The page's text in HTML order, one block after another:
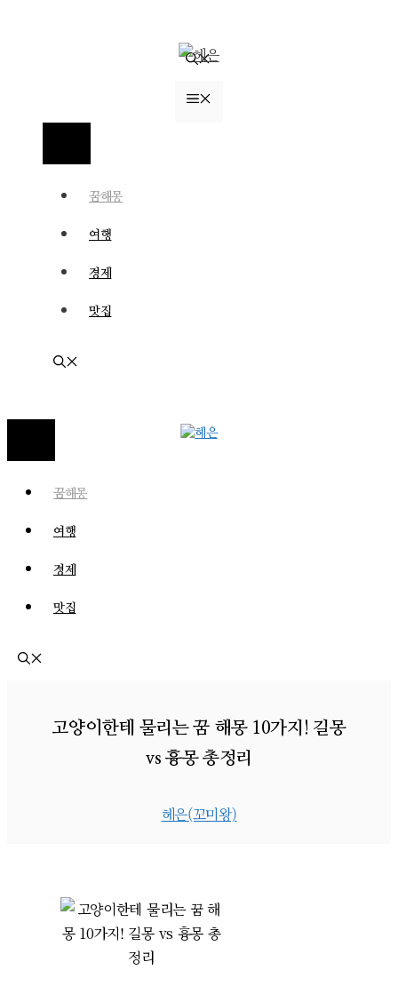
꿈해몽
여행
경제
맛집
꿈해몽
여행
경제
맛집
고양이한테 물리는 꿈 해몽 10가지! 길몽
vs 흉몽 총정리
헤은(꼬미왕)